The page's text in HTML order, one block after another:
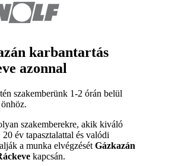
karbantartás
azonnal
szakemberünk 1-2 órán belül
szakemberekre, akik kiváló
év tapasztalattal és valódi
a munka elvégzését Gázkazán
kapcsán.